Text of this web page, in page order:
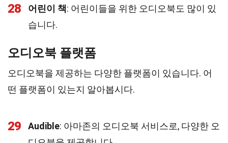
28 어린이 책: 어린이들을 위한 오디오북도 많이 있
습니다.
오디오북 플랫폼
오디오북을 제공하는 다양한 플랫폼이 있습니다. 어
떤 플랫폼이 있는지 알아봅시다.
29 Audible: 아마존의 오디오북 서비스로, 다양한 오